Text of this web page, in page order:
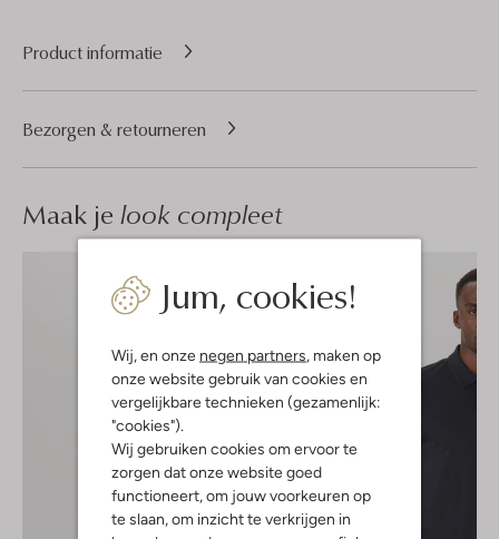
Jum, cookies!
Wij, en onze negen partners, maken op
onze website gebruik van cookies en
vergelijkbare technieken (gezamenlijk:
"cookies").
Wij gebruiken cookies om ervoor te
zorgen dat onze website goed
functioneert, om jouw voorkeuren op
te slaan, om inzicht te verkrijgen in
Product informatie
Bezorgen & retourneren
Maak je look compleet